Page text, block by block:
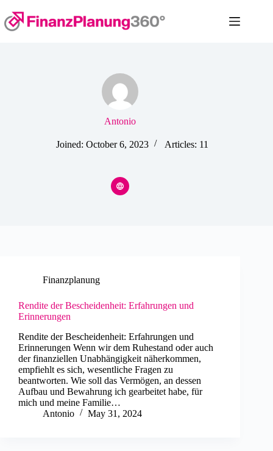
Antonio
Joined: October 6, 2023 Articles: 11
Finanzplanung
Rendite der Bescheidenheit: Erfahrungen und
Erinnerungen
Rendite der Bescheidenheit: Erfahrungen und
Erinnerungen Wenn wir dem Ruhestand oder auch
der finanziellen Unabhängigkeit näherkommen,
empfiehlt es sich, wesentliche Fragen zu
beantworten. Wie soll das Vermögen, an dessen
Aufbau und Bewahrung ich gearbeitet habe, für
mich und meine Familie…
Antonio
May 31, 2024